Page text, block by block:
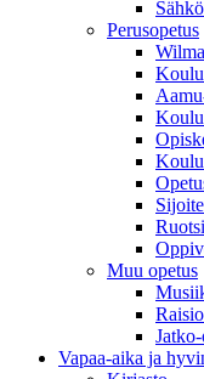
Perusopetus
Wilma
Muu opetus
Vapaa-aika ja